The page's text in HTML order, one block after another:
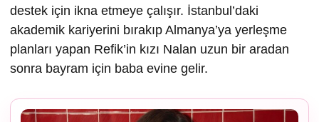
destek için ikna etmeye çalışır. İstanbul’daki
akademik kariyerini bırakıp Almanya’ya yerleşme
planları yapan Refik’in kızı Nalan uzun bir aradan
sonra bayram için baba evine gelir.